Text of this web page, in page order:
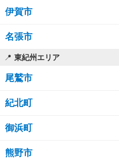
伊賀市
名張市
東紀州エリア
尾鷲市
紀北町
御浜町
熊野市